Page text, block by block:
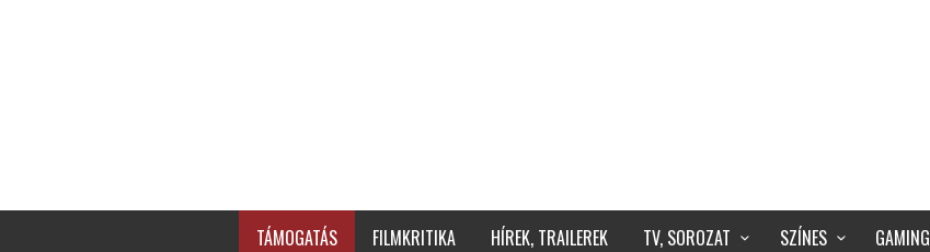
TÁMOGATÁS FILMKRITIKA HÍREK, TRAILEREK TV, SOROZAT SZÍNES GAMING